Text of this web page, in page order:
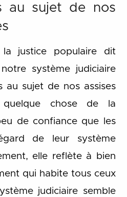
au sujet de nos
justice populaire dit
système judiciaire
au sujet de nos assises
chose de la
de confiance que les
de leur système
elle reflète à bien
qui habite tous ceux
judiciaire semble